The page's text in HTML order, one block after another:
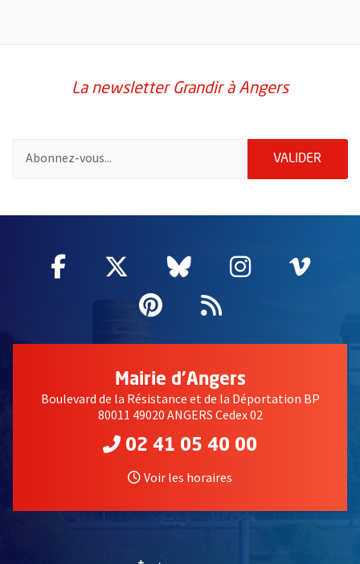
La newsletter Grandir à Angers
VALIDER
Facebook
, Ouvre une nouvelle fenêtre
Twitter
, Ouvre une nouvelle
Bluesky
, Ouvre une
Instagram
, Ouvre
,
Pinterest
, Ouvre une
Flux RSS
Mairie d'Angers
Boulevard de la Résistance et de la Déportation BP
80011 49020 ANGERS Cedex 02
02 41 05 40 00
Voir les horaires